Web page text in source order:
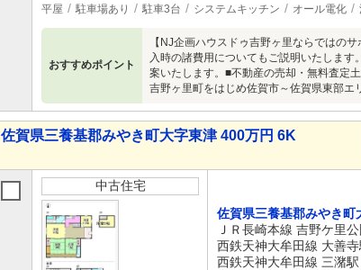
平屋 駐車場あり 駐車3台 システムキッチン オール電化
おすすめポイント
【NJ企画ハウスドゥ吉野ヶ里ならではの
入時の諸費用についてもご説明いたしま
案いたします。■不動産の売却・無料査定
吉野ヶ里町をはじめ佐賀市～佐賀県東部エ
佐賀県三養基郡みやき町大字東津 400万円 6K
中古住宅
佐賀県三養基郡みやき町
ＪＲ長崎本線 吉野ケ里
西鉄天神大牟田線 大善
西鉄天神大牟田線 三潴